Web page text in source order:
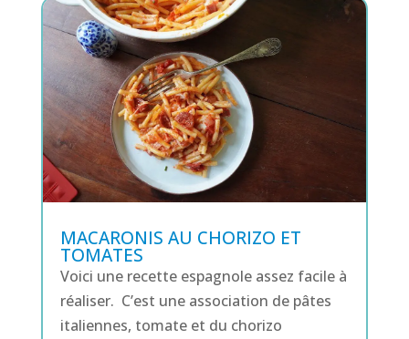
MACARONIS AU CHORIZO ET
TOMATES
Voici une recette espagnole assez facile à
réaliser. C’est une association de pâtes
italiennes, tomate et du chorizo